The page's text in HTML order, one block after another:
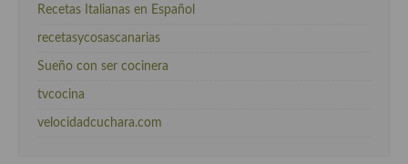
Recetas Italianas en Español
recetasycosascanarias
Sueño con ser cocinera
tvcocina
velocidadcuchara.com